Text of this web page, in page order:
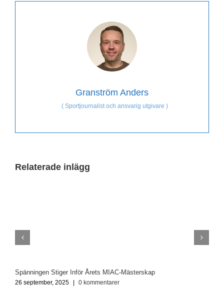
Granström Anders
(Sportjournalist och ansvarig utgivare )
Relaterade inlägg
Spänningen Stiger Inför Årets MIAC-Mästerskap
26 september, 2025 | 0 kommentarer